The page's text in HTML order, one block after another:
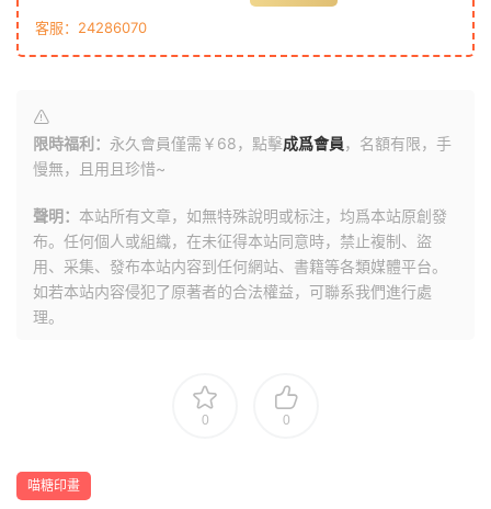
客服：24286070
限時福利： 永久會員僅需￥68，點擊成爲會員，名額有限，手
慢無，且用且珍惜~
聲明： 本站所有文章，如無特殊說明或标注，均爲本站原創發
布。任何個人或組織，在未征得本站同意時，禁止複制、盜
用、采集、發布本站内容到任何網站、書籍等各類媒體平台。
如若本站内容侵犯了原著者的合法權益，可聯系我們進行處
理。
0 0
喵糖印畫